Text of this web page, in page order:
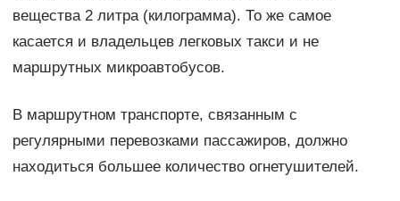
вещества 2 литра (килограмма). То же самое
касается и владельцев легковых такси и не
маршрутных микроавтобусов.
В маршрутном транспорте, связанным с
регулярными перевозками пассажиров, должно
находиться большее количество огнетушителей.